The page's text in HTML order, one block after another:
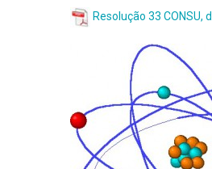
Resolução 33 CONSU,